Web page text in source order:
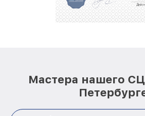
Мастера нашего